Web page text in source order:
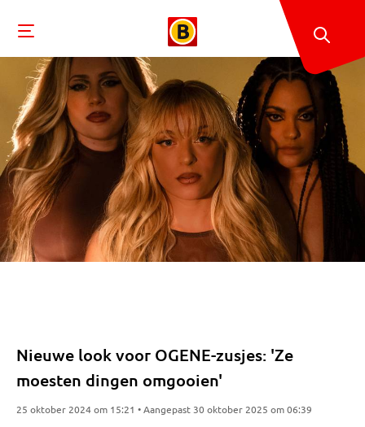
Nieuwe look voor OGENE-zusjes: 'Ze
moesten dingen omgooien'
25 oktober 2024 om 15:21 • Aangepast 30 oktober 2025 om 06:39